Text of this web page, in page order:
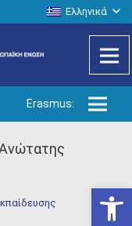
Ελληνικά
Erasmus: